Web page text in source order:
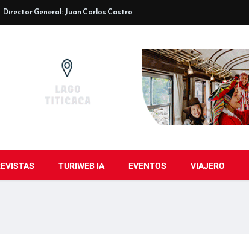
Director General: Juan Carlos Castro
TURIWEB IA EVENTOS VIAJERO